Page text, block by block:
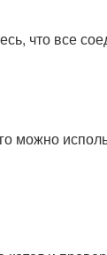
что все
можно